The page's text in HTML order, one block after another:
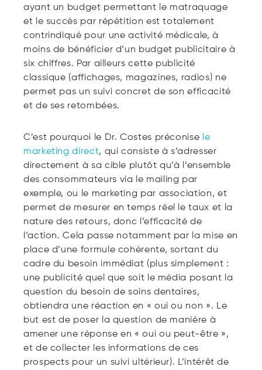
ayant un budget permettant le matraquage
et le succès par répétition est totalement
contrindiqué pour une activité médicale, à
moins de bénéficier d’un budget publicitaire à
six chiffres. Par ailleurs cette publicité
classique (affichages, magazines, radios) ne
permet pas un suivi concret de son efficacité
et de ses retombées.
C’est pourquoi le Dr. Costes préconise le
marketing direct, qui consiste à s’adresser
directement à sa cible plutôt qu’à l’ensemble
des consommateurs via le mailing par
exemple, ou le marketing par association, et
permet de mesurer en temps réel le taux et la
nature des retours, donc l’efficacité de
l’action. Cela passe notamment par la mise en
place d’une formule cohérente, sortant du
cadre du besoin immédiat (plus simplement :
une publicité quel que soit le média posant la
question du besoin de soins dentaires,
obtiendra une réaction en « oui ou non ». Le
but est de poser la question de manière à
amener une réponse en « oui ou peut-être »,
et de collecter les informations de ces
prospects pour un suivi ultérieur). L’intérêt de